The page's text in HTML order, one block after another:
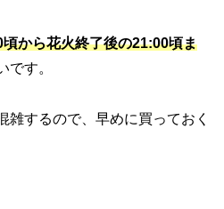
から花火終了後の21:00頃ま
です。
雑するので、早めに買っておく